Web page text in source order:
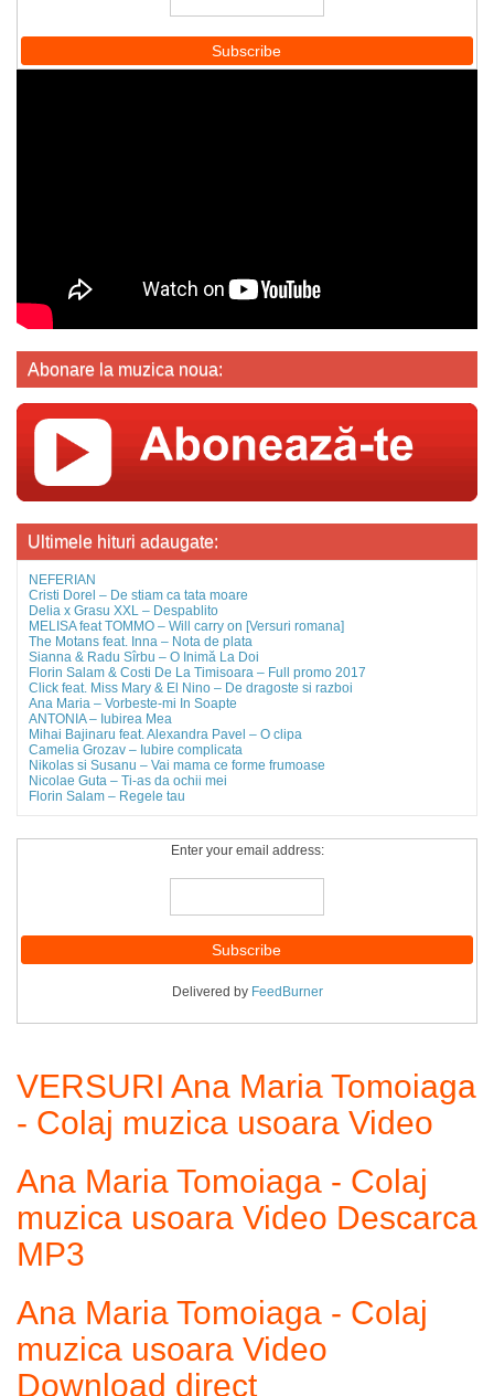
Abonare la muzica noua:
Ultimele hituri adaugate:
NEFERIAN
Cristi Dorel – De stiam ca tata moare
Delia x Grasu XXL – Despablito
MELISA feat TOMMO – Will carry on [Versuri romana]
The Motans feat. Inna – Nota de plata
Sianna & Radu Sîrbu – O Inimă La Doi
Florin Salam & Costi De La Timisoara – Full promo 2017
Click feat. Miss Mary & El Nino – De dragoste si razboi
Ana Maria – Vorbeste-mi In Soapte
ANTONIA – Iubirea Mea
Mihai Bajinaru feat. Alexandra Pavel – O clipa
Camelia Grozav – Iubire complicata
Nikolas si Susanu – Vai mama ce forme frumoase
Nicolae Guta – Ti-as da ochii mei
Florin Salam – Regele tau
Enter your email address:
Delivered by FeedBurner
VERSURI Ana Maria Tomoiaga
- Colaj muzica usoara Video
Ana Maria Tomoiaga - Colaj
muzica usoara Video Descarca
MP3
Ana Maria Tomoiaga - Colaj
muzica usoara Video
Download direct